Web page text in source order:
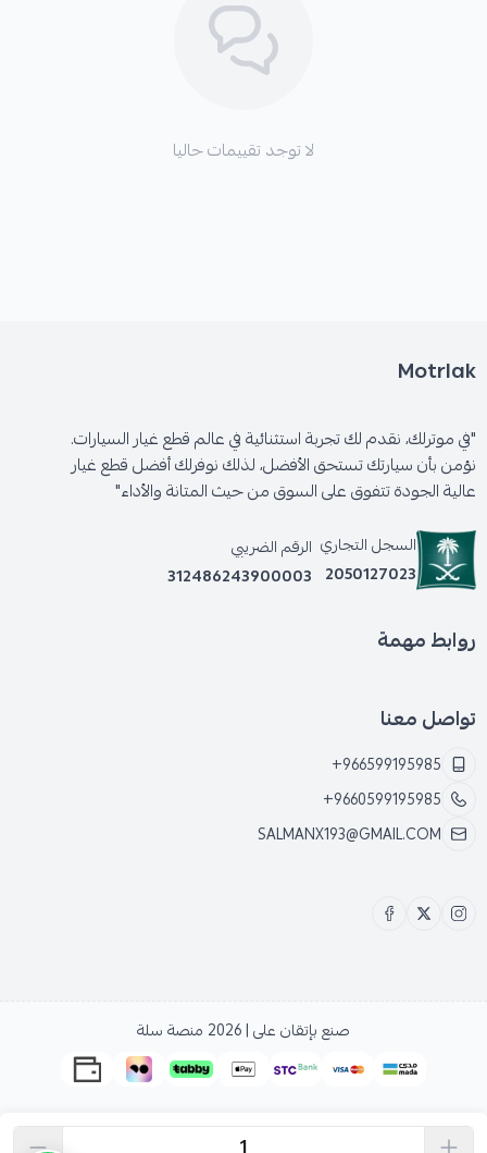
لا توجد تقييمات حاليا
Motrlak
"في موترلك، نقدم لك تجربة استثنائية في عالم قطع غيار السيارات.
نؤمن بأن سيارتك تستحق الأفضل، لذلك نوفرلك أفضل قطع غيار
عالية الجودة تتفوق على السوق من حيث المتانة والأداء"
السجل التجاري
2050127023
الرقم الضريبي
312486243900003
روابط مهمة
تواصل معنا
+966599195985
+9660599195985
SALMANX193@GMAIL.COM
صنع بإتقان على | 2026 منصة سلة